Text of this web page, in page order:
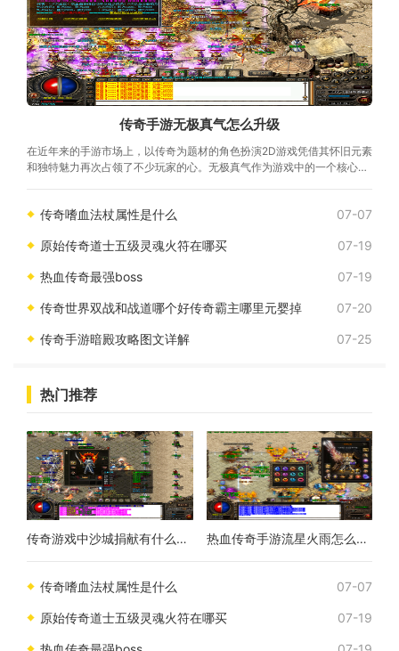
传奇手游无极真气怎么升级
在近年来的手游市场上，以传奇为题材的角色扮演2D游戏凭借其怀旧元素
和独特魅力再次占领了不少玩家的心。无极真气作为游戏中的一个核心玩
传奇嗜血法杖属性是什么 07-07
原始传奇道士五级灵魂火符在哪买 07-19
热血传奇最强boss 07-19
传奇世界双战和战道哪个好传奇霸主哪里元婴掉 07-20
传奇手游暗殿攻略图文详解 07-25
热门推荐
传奇游戏中沙城捐献有什么作用 热血传奇手游流星火雨怎么获得
传奇嗜血法杖属性是什么 07-07
原始传奇道士五级灵魂火符在哪买 07-19